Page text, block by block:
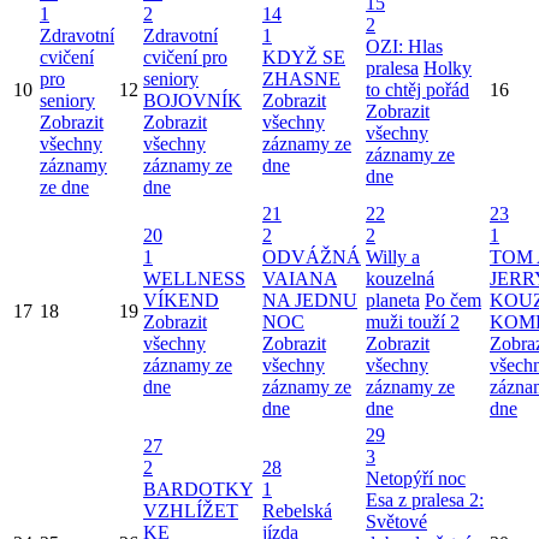
10
1
Zdravotní
cvičení
pro
seniory
Zobrazit
všechny
záznamy
ze dne
12
2
Zdravotní
cvičení pro
seniory
BOJOVNÍK
Zobrazit
všechny
záznamy ze
dne
14
1
KDYŽ SE
ZHASNE
Zobrazit
všechny
záznamy ze
dne
2
OZI: Hlas
pralesa Holky
to chtěj pořád
Zobrazit
všechny
záznamy ze
dne
16
17 18 19
20
1
WELLNESS
VÍKEND
Zobrazit
všechny
záznamy ze
dne
21
2
ODVÁŽNÁ
VAIANA
NA JEDNU
NOC
Zobrazit
všechny
záznamy ze
dne
22
2
Willy a
kouzelná
planeta Po čem
muži touží 2
Zobrazit
všechny
záznamy ze
dne
23
1
TOM
dne
27
2
BARDOTKY
VZHLÍŽET
KE
28
1
Rebelská
jízda
29
3
Netopýří noc
Esa z pralesa 2:
Světové